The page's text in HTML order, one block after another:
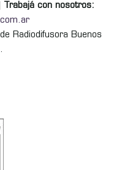
Trabajá con nosotros:
Radiodifusora Buenos